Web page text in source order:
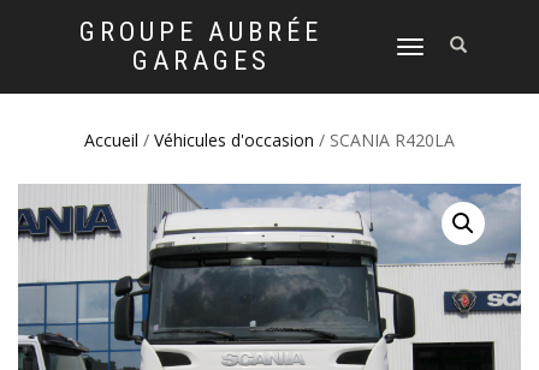
GROUPE AUBRÉE
GARAGES
DÉPLIER
NAVIGATION
Accueil / Véhicules d'occasion / SCANIA R420LA